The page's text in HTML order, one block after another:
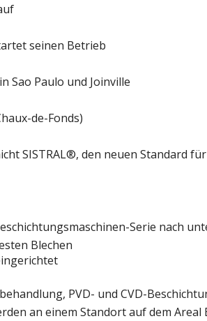
seinen Betrieb
Sao Paulo und Joinville
de-Fonds)
SISTRAL®, den neuen Standard
Serie nach
Blechen
PVD- und CVD-
an einem Standort auf dem